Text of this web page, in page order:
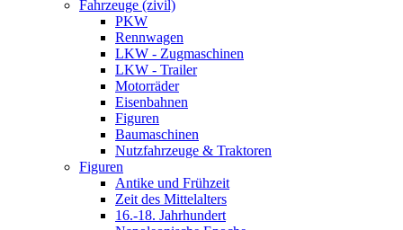
Fahrzeuge (zivil)
PKW
Rennwagen
LKW - Zugmaschinen
LKW - Trailer
Motorräder
Eisenbahnen
Figuren
Baumaschinen
Nutzfahrzeuge & Traktoren
Figuren
Antike und Frühzeit
Zeit des Mittelalters
16.-18. Jahrhundert